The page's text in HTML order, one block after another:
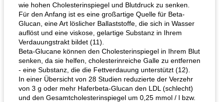
wie hohen Cholesterinspiegel und Blutdruck zu senken.
Für den Anfang ist es eine großartige Quelle für Beta-
Glucan, eine Art löslicher Ballaststoffe, die sich in Wasser
auflöst und eine viskose, gelartige Substanz in Ihrem
Verdauungstrakt bildet (11).
Beta-Glucane können den Cholesterinspiegel in Ihrem Blut
senken, da sie helfen, cholesterinreiche Galle zu entfernen
- eine Substanz, die die Fettverdauung unterstützt (12).
In einer Übersicht von 28 Studien reduzierte der Verzehr
von 3 g oder mehr Haferbeta-Glucan den LDL (schlecht)
und den Gesamtcholesterinspiegel um 0,25 mmol / l bzw.